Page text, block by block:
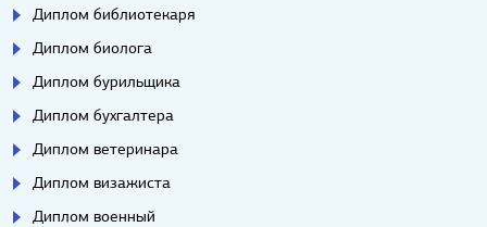
Диплом библиотекаря
Диплом биолога
Диплом бурильщика
Диплом бухгалтера
Диплом ветеринара
Диплом визажиста
Диплом военный